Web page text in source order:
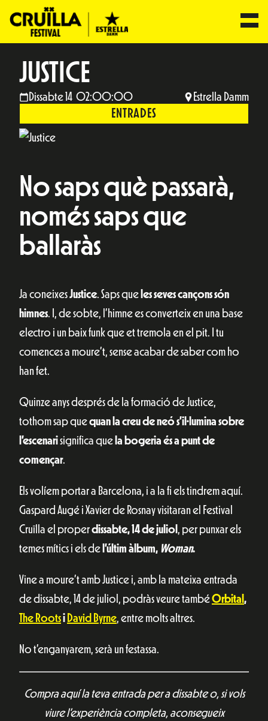
JUSTICE
Dissabte 14 02:00:00 Estrella Damm
ENTRADES
No saps què passarà,
només saps que
ballaràs
Ja coneixesJustice. Saps que les seves cançons són
himnes. I, de sobte, l’himne es converteix en una base
electro i un baix funk que et tremola en el pit. I tu
comences a moure’t, sense acabar de saber com ho
han fet.
Quinze anys després de la formació de Justice,
tothom sap quequan la creu de neó s’il·lumina sobre
l’escenarisignifica que la bogeria és a punt de
començar.
Els volíem portar a Barcelona, i a la fi els tindrem aquí.
Gaspard Augé i Xavier de Rosnay visitaran el Festival
Cruïlla el properdissabte, 14 de juliol , per punxar els
temes mítics i els de l’últim àlbum, Woman.
Vine a moure’t amb Justice i, amb la mateixa entrada
de dissabte, 14 de juliol, podràs veure tambéOrbital ,
The Rootsi David Byrne, entre molts altres.
No t’enganyarem, serà un festassa.
Compra aquí la teva entrada per a dissabte o, si vols
viure l’experiència completa, aconsegueix